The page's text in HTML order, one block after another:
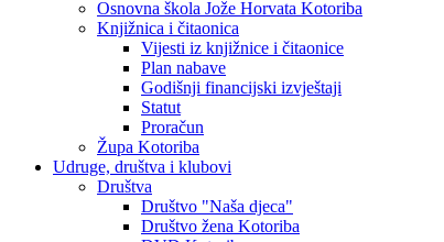
Osnovna škola Jože Horvata Kotoriba
Knjižnica i čitaonica
Vijesti iz knjižnice i čitaonice
Plan nabave
Godišnji financijski izvještaji
Statut
Proračun
Župa Kotoriba
Udruge, društva i klubovi
Društva
Društvo "Naša djeca"
Društvo žena Kotoriba